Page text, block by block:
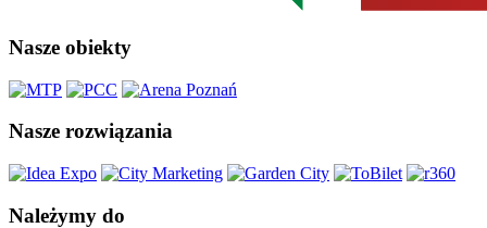
Nasze obiekty
Nasze rozwiązania
Należymy do